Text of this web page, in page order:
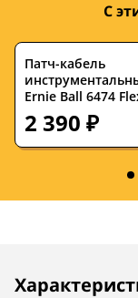
С
Патч-кабель
Ernie Ball 6474
Cables Neon
м (3 штуки)
2 390 ₽
Описание
Инструкции